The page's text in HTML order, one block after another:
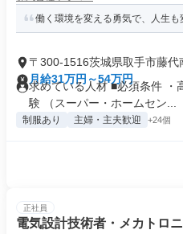
働く環境を変える勇気で、人生
〒300-1516茨城県取手市藤代
月給31万円～54万円
求めている人材 ■必須条件 ・
験 （スーパー・ホームセン...
制服あり 主婦・主夫歓迎 +24個
正社員
電気設計技術者・メカトロ